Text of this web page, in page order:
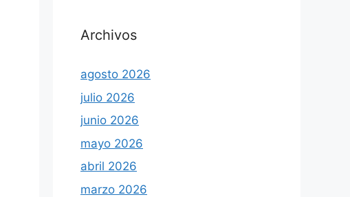
Archivos
agosto 2026
julio 2026
junio 2026
mayo 2026
abril 2026
marzo 2026